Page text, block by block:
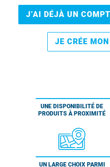
J’AI DÉJÀ UN
JE CRÉE
UNE DISPONIBILITÉ DE
PRODUITS À PROXIMITÉ
UN LARGE CHOIX PARMI